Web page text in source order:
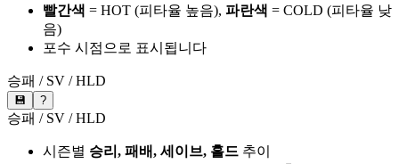
빨간색 = HOT (피타율 높음), 파란색 = COLD (피타율 낮
음)
포수 시점으로 표시됩니다
승패 / SV / HLD
💾 ?
승패 / SV / HLD
시즌별 승리, 패배, 세이브, 홀드 추이